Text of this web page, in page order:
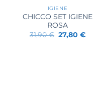
IGIENE
CHICCO SET IGIENE
ROSA
31,90€ Il
prezzo
27,80€Il